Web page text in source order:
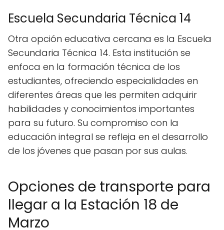
Escuela Secundaria Técnica 14
Otra opción educativa cercana es la Escuela
Secundaria Técnica 14. Esta institución se
enfoca en la formación técnica de los
estudiantes, ofreciendo especialidades en
diferentes áreas que les permiten adquirir
habilidades y conocimientos importantes
para su futuro. Su compromiso con la
educación integral se refleja en el desarrollo
de los jóvenes que pasan por sus aulas.
Opciones de transporte para
llegar a la Estación 18 de
Marzo